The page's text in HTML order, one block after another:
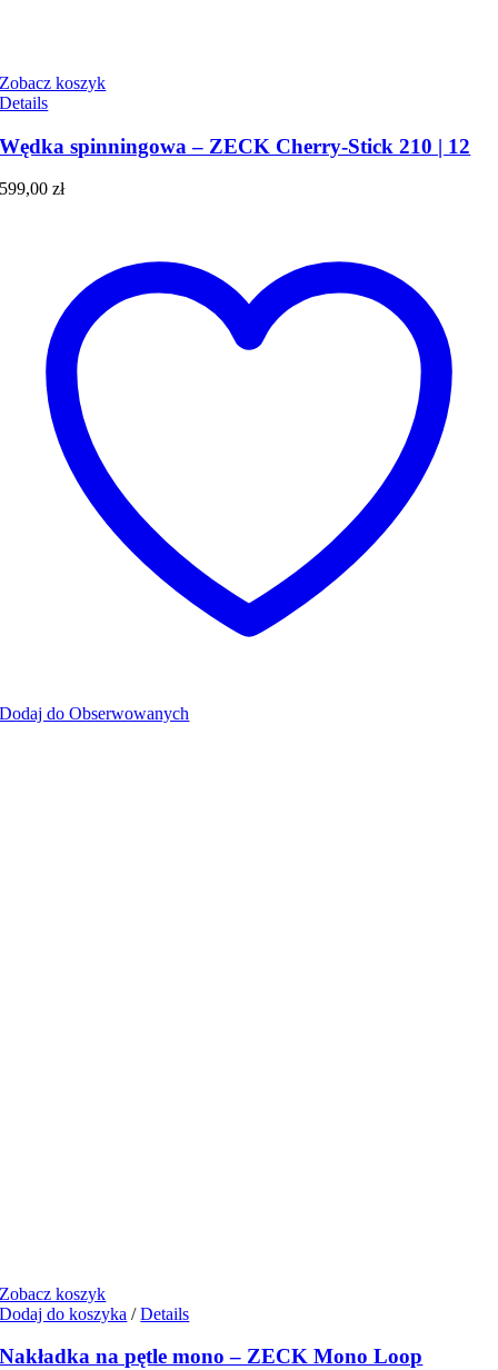
Zobacz koszyk
Details
Wędka spinningowa – ZECK Cherry-Stick 210 | 12
599,00zł
Dodaj do Obserwowanych
Zobacz koszyk
Dodaj do koszyka / Details
Nakładka na pętle mono – ZECK Mono Loop